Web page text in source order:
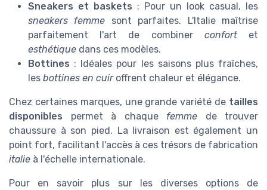
Sneakers et baskets : Pour un look casual, les
sneakers femme sont parfaites. L'Italie maîtrise
parfaitement l'art de combiner confortet
esthétique dans ces modèles.
Bottines : Idéales pour les saisons plus fraîches,
les bottines en cuiroffrent chaleur et élégance.
Chez certaines marques, une grande variété de tailles
disponibles permet à chaque femme de trouver
chaussure à son pied. La livraison est également un
point fort, facilitant l'accès à ces trésors de fabrication
italie à l'échelle internationale.
Pour en savoir plus sur les diverses options de